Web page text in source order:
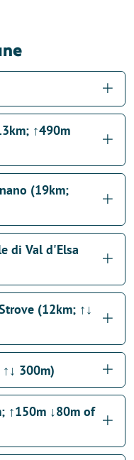
↑490m
(19km;
di Val d'Elsa
(12km; ↑↓
300m)